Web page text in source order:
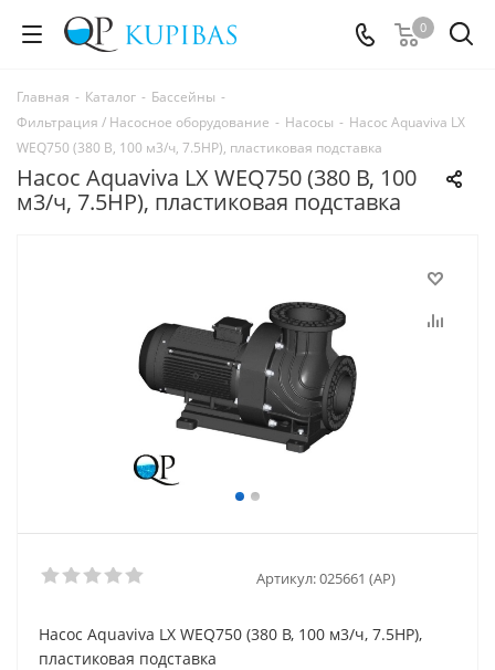
0
Главная - Каталог - Бассейны -
Фильтрация / Насосное оборудование - Насосы - Насос Aquaviva LX
WEQ750 (380 В, 100 м3/ч, 7.5HP), пластиковая подставка
Насос Aquaviva LX WEQ750 (380 В, 100
м3/ч, 7.5HP), пластиковая подставка
Артикул:025661 (AP)
Насос Aquaviva LX WEQ750 (380 В, 100 м3/ч, 7.5HP),
пластиковая подставка